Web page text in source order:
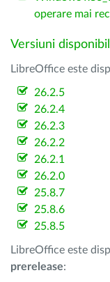
operare mai
Versiuni
LibreOffice este
26.2.5
26.2.4
26.2.3
26.2.2
26.2.1
26.2.0
25.8.7
25.8.6
25.8.5
LibreOffice este
prerelease: